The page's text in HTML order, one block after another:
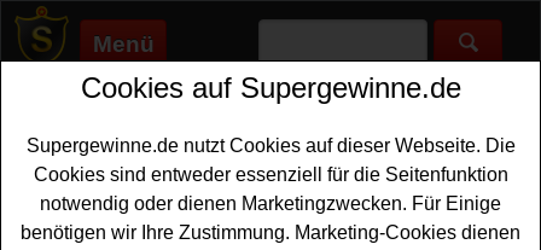
Menü
Supergewinne.de>Gewinnspiele>Reise Gewinnspiele>
Anzeige:
Anzeige:
Cookies auf Supergewinne.de
Supergewinne.de nutzt Cookies auf dieser Webseite. Die
Cookies sind entweder essenziell für die Seitenfunktion
notwendig oder dienen Marketingzwecken. Für Einige
benötigen wir Ihre Zustimmung. Marketing-Cookies dienen